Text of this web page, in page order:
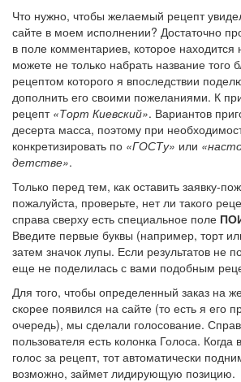
Что нужно, чтобы желаемый рецепт
сайте в моем исполнении? Достаточно
в поле комментариев, которое
можете не только набрать название
рецептом которого я впоследствии
дополнить его своими пожеланиями. К
рецепт «Торт Киевский». Вариантов
десерта масса, поэтому при
конкретизировать по «ГОСТу» или
детстве».
Только перед тем, как оставить заявку-
пожалуйста, проверьте, нет ли такого
справа сверху есть специальное поле
Введите первые буквы (например, торт
затем значок лупы. Если результатов не
еще не поделилась с вами подобным
Для того, чтобы определенный заказ на
скорее появился на сайте (то есть я его
очередь), мы сделали голосование.
пользователя есть колонка Голоса. Когда
голос за рецепт, тот автоматически
возможно, займет лидирующую позицию.